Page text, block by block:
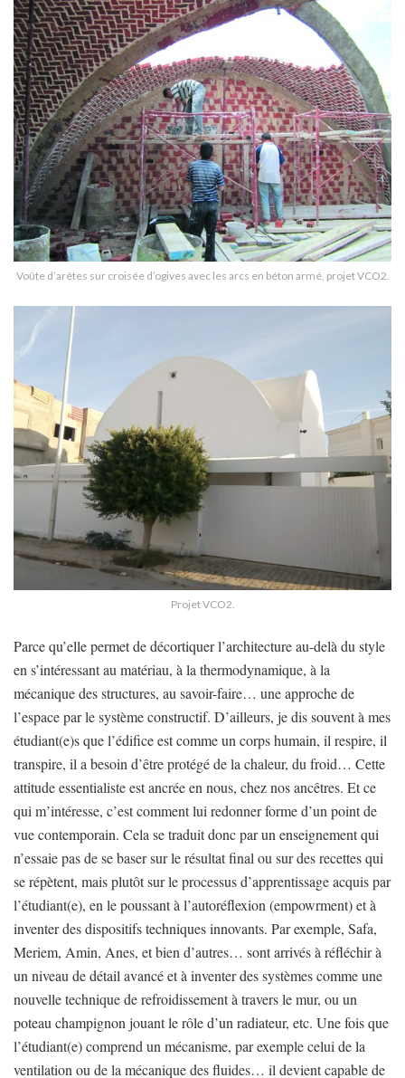
Voûte d’arêtes sur croisée d’ogives avec les arcs en béton armé, projet VCO2.
Projet VCO2.
Parce qu’elle permet de décortiquer l’architecture au-delà du style
en s’intéressant au matériau, à la thermodynamique, à la
mécanique des structures, au savoir-faire… une approche de
l’espace par le système constructif. D’ailleurs, je dis souvent à mes
étudiant(e)s que l’édifice est comme un corps humain, il respire, il
transpire, il a besoin d’être protégé de la chaleur, du froid… Cette
attitude essentialiste est ancrée en nous, chez nos ancêtres. Et ce
qui m’intéresse, c’est comment lui redonner forme d’un point de
vue contemporain. Cela se traduit donc par un enseignement qui
n’essaie pas de se baser sur le résultat final ou sur des recettes qui
se répètent, mais plutôt sur le processus d’apprentissage acquis par
l’étudiant(e), en le poussant à l’autoréflexion (empowrment) et à
inventer des dispositifs techniques innovants. Par exemple, Safa,
Meriem, Amin, Anes, et bien d’autres… sont arrivés à réfléchir à
un niveau de détail avancé et à inventer des systèmes comme une
nouvelle technique de refroidissement à travers le mur, ou un
poteau champignon jouant le rôle d’un radiateur, etc. Une fois que
l’étudiant(e) comprend un mécanisme, par exemple celui de la
ventilation ou de la mécanique des fluides… il devient capable de